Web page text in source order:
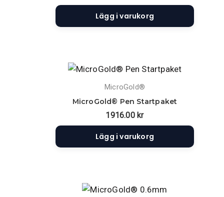
Lägg i varukorg
MicroGold®
MicroGold® Pen Startpaket
1916.00 kr
Lägg i varukorg